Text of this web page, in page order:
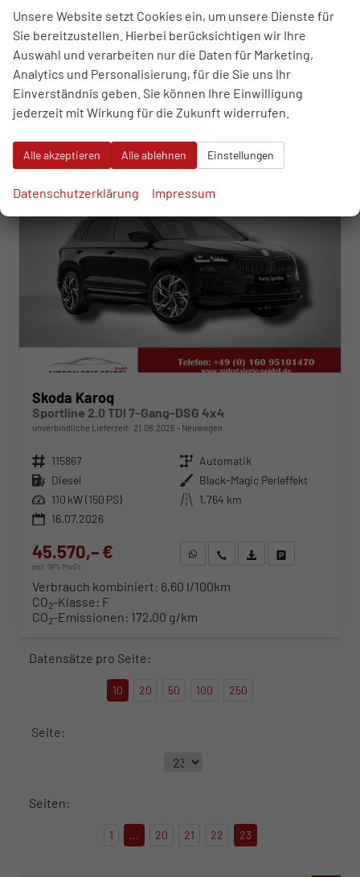
16.07.2026
45.570,– €
incl. 19% MwSt.
WhatsApp anfragen
Wir rufen Sie an
Verbrauch kombiniert:6,60 l/100km
CO 2-Klasse: F
CO2-Emissionen:172,00 g/km
ab 463,– € mtl.
Skoda Karoq
Sportline 2.0 TDI 7-Gang-DSG 4x4
unverbindliche Lieferzeit: 21.08.2026 Neuwagen
Fahrzeugnr. 115867 Getriebe Automatik
Kraftstoff Diesel Außenfarbe Black-Magic Perleffekt
Leistung 110 kW (150 PS) Kilometerstand 1.764 km
16.07.2026
45.570,– €
incl. 19% MwSt.
WhatsApp anfragen
Wir rufen Sie anFahrzeugexposé (PDF)
Verbrauch kombiniert: 6,60 l/100km
CO2-Klasse: F
CO2-Emissionen: 172,00 g/km
Datensätze pro Seite:
10 20 50 100 250
Seite:
Seiten:
1 ... 20 21 22 23
Unsere Website setzt Cookies ein, um unsere Dienste für
Sie bereitzustellen. Hierbei berücksichtigen wir Ihre
Auswahl und verarbeiten nur die Daten für Marketing,
Analytics und Personalisierung, für die Sie uns Ihr
Einverständnis geben. Sie können Ihre Einwilligung
jederzeit mit Wirkung für die Zukunft widerrufen.
Alle akzeptieren Alle ablehnen Einstellungen
Datenschutzerklärung Impressum